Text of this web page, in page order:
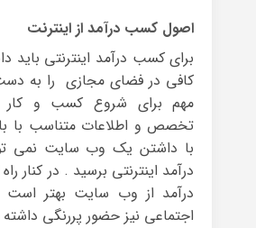
اصول کسب درآمد از اینترنت
برای کسب درآمد اینترنتی
کافی در فضای مجازی را به
مهم برای شروع کسب و کار
تخصص و اطلاعات متناسب با
با داشتن یک وب سایت نمی
درآمد اینترنتی برسید . در کنار
درآمد از وب سایت بهتر
اجتماعی نیز حضور پررنگی